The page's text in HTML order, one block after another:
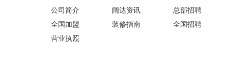
公司简介
全国加盟
营业执照
阔达资讯
装修指南
总部招聘
全国招聘